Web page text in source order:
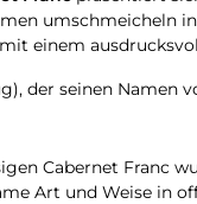
umschmeicheln
einem
der seinen
Cabernet Franc
Art und Weise in